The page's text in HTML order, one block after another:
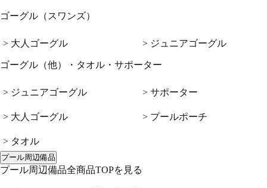
ゴーグル（スワンズ）
> 大人ゴーグル > ジュニアゴーグル
ゴーグル（他）・タオル・サポーター
> ジュニアゴーグル
> 大人ゴーグル
> タオル
> サポーター
> プールポーチ
プール周辺備品
プール周辺備品全商品TOPを見る